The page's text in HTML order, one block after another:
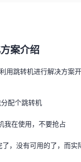
案介绍
用跳转机进行解决方案
配个跳转机
我在使用，不要抢占
了，没有可用的了，而实